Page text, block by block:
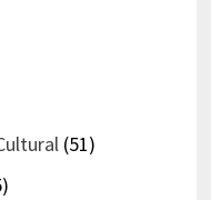
(51)